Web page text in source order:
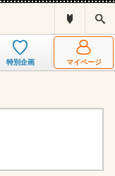
リ
ス
と
索
特別企画 マイページ